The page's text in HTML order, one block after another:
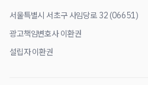
서울특별시 서초구 사임당로 32 (06651)
광고책임변호사 이환권
설립자 이환권